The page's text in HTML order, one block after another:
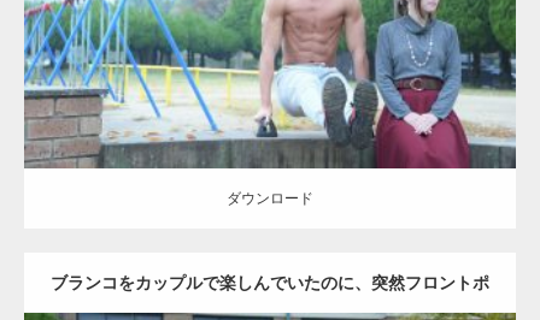
ダウンロード
ダウンロード
ブランコをカップルで楽しんでいたのに、突然フロントポ